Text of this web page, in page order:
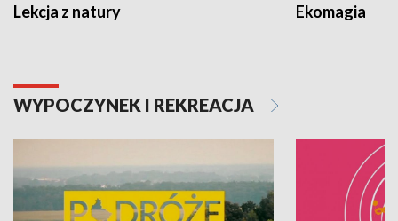
Lekcja z natury Ekomagia
WYPOCZYNEK I REKREACJA